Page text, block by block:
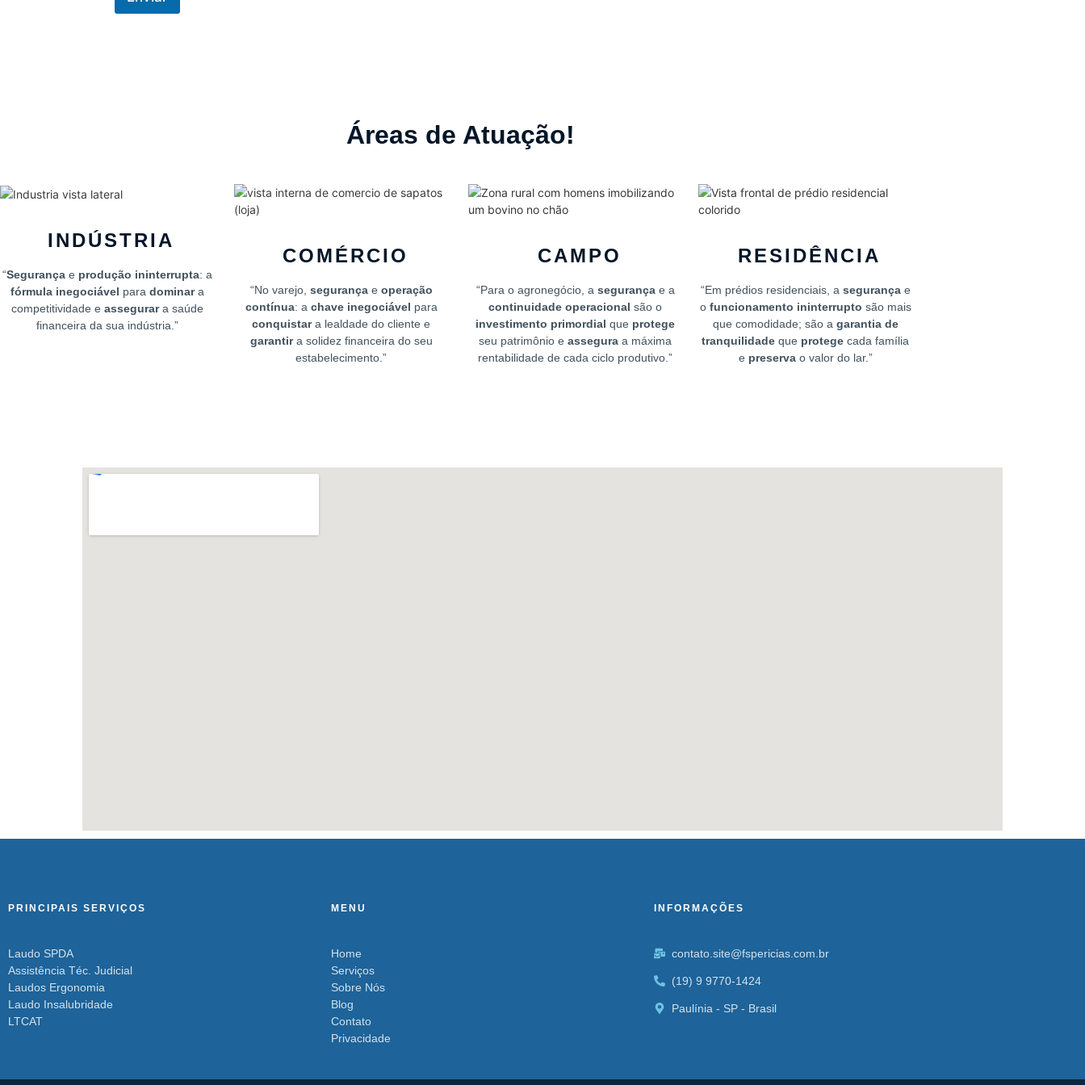
Áreas de Atuação!
INDÚSTRIA
“Segurançae produção ininterrupta: a
fórmula inegociável para dominara
competitividade e assegurara saúde
financeira da sua indústria.”
COMÉRCIO
“No varejo, segurançae operação
contínua: a chave inegociável para
conquistara lealdade do cliente e
garantira solidez financeira do seu
estabelecimento.”
CAMPO
“Para o agronegócio, a segurançae a
continuidade operacional são o
investimento primordial que protege
seu patrimônio e assegura a máxima
rentabilidade de cada ciclo produtivo.”
RESIDÊNCIA
“Em prédios residenciais, a segurançae
o funcionamento ininterrupto são mais
que comodidade; são a garantia de
tranquilidade que protege cada família
e preservao valor do lar.”
PRINCIPAIS SERVIÇOS
Laudo SPDA
Assistência Téc. Judicial
Laudos Ergonomia
Laudo Insalubridade
LTCAT
MENU
Home
Serviços
Sobre Nós
Blog
Contato
Privacidade
INFORMAÇÕES
contato.site@fspericias.com.br
(19) 9 9770-1424
Paulínia - SP - Brasil